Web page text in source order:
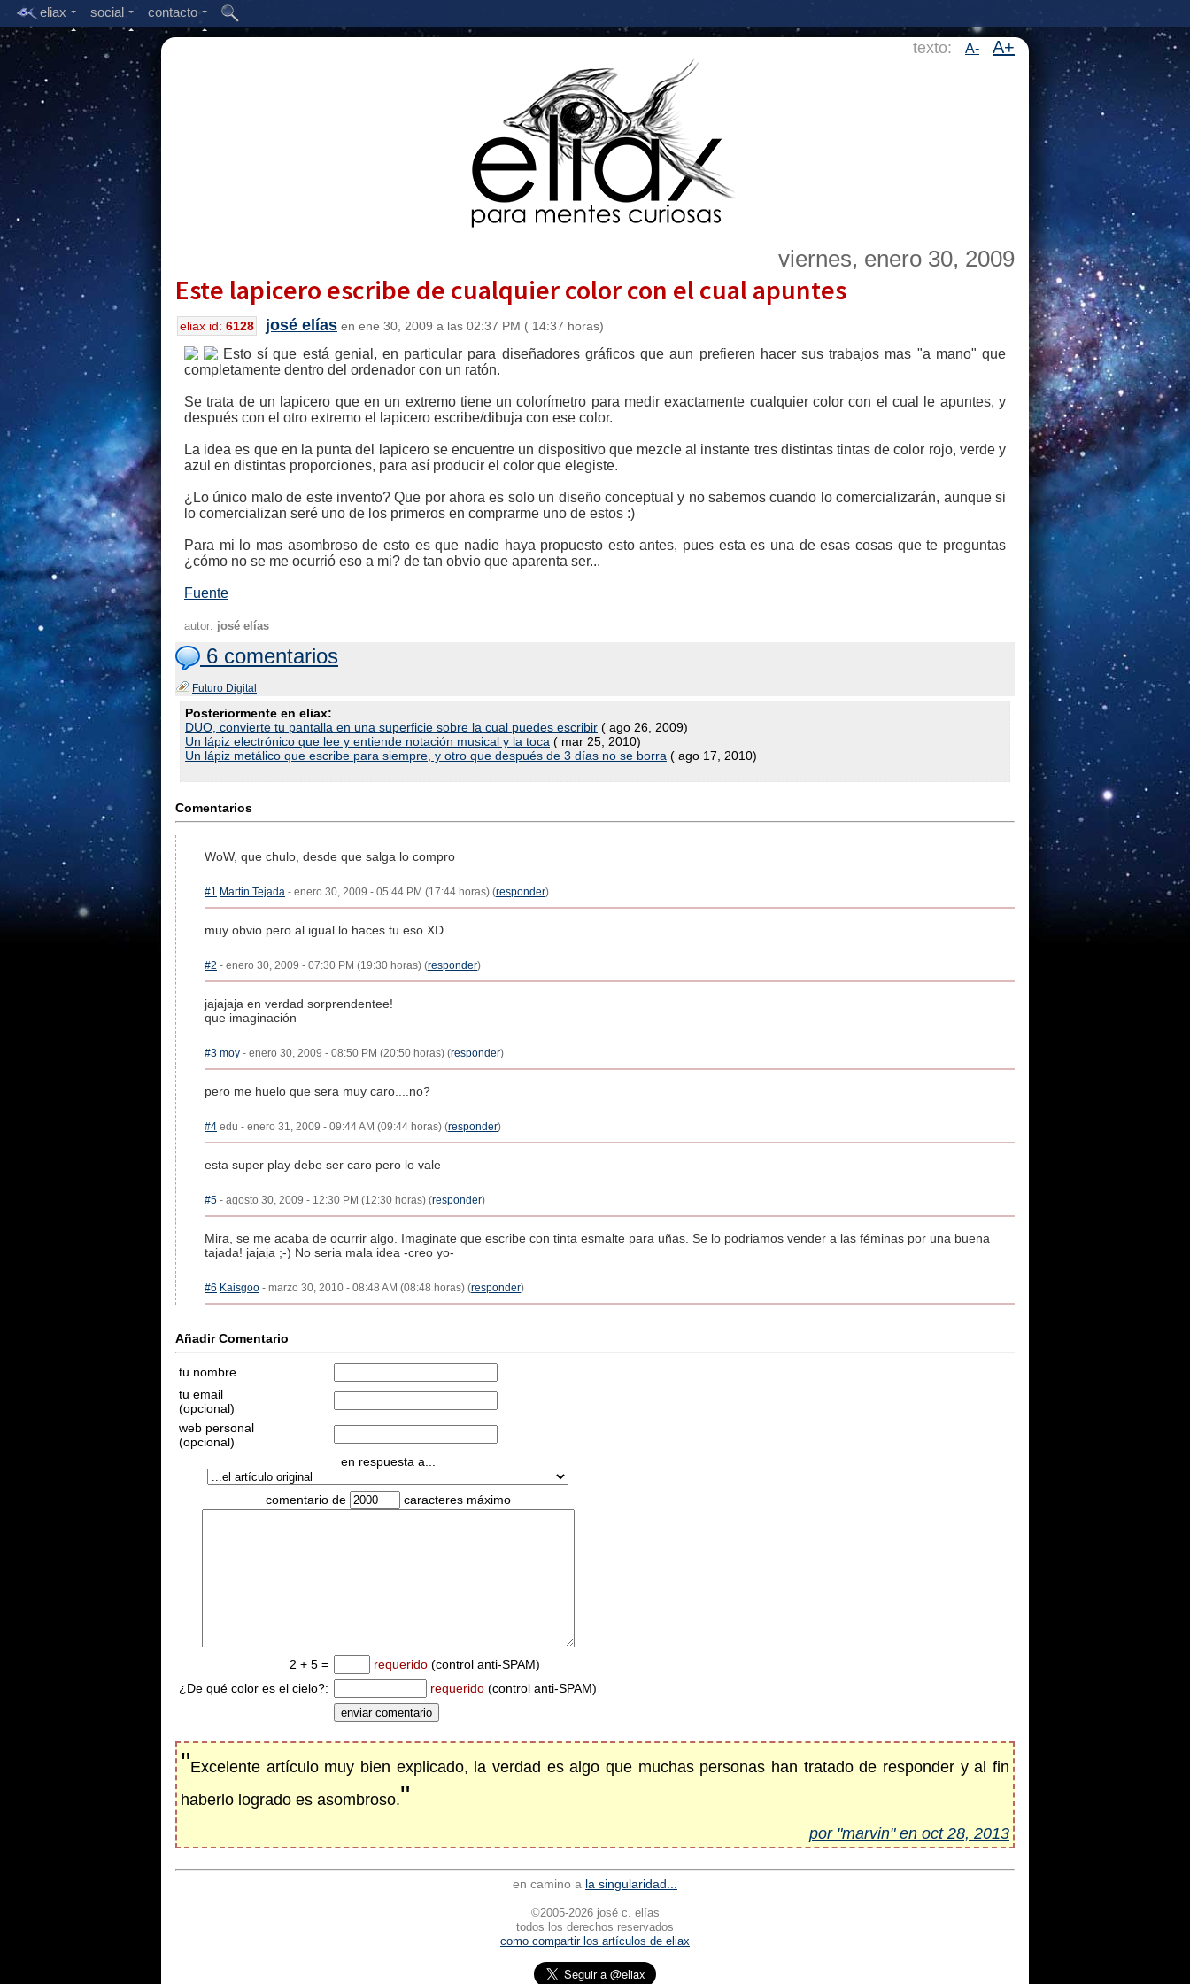
eliax social contacto
texto: A- A+
viernes, enero 30, 2009
Este lapicero escribe de cualquier color con el cual apuntes
eliax id: 6128 josé elías en ene 30, 2009 a las 02:37 PM ( 14:37 horas)
Esto sí que está genial, en particular para diseñadores gráficos que aun prefieren hacer sus trabajos mas "a mano" que
completamente dentro del ordenador con un ratón.
Se trata de un lapicero que en un extremo tiene un colorímetro para medir exactamente cualquier color con el cual le apuntes, y
después con el otro extremo el lapicero escribe/dibuja con ese color.
La idea es que en la punta del lapicero se encuentre un dispositivo que mezcle al instante tres distintas tintas de color rojo, verde y
azul en distintas proporciones, para así producir el color que elegiste.
¿Lo único malo de este invento? Que por ahora es solo un diseño conceptual y no sabemos cuando lo comercializarán, aunque si
lo comercializan seré uno de los primeros en comprarme uno de estos :)
Para mi lo mas asombroso de esto es que nadie haya propuesto esto antes, pues esta es una de esas cosas que te preguntas
¿cómo no se me ocurrió eso a mi? de tan obvio que aparenta ser...
Fuente
autor: josé elías
6 comentarios
Futuro Digital
Posteriormente en eliax:
DUO, convierte tu pantalla en una superficie sobre la cual puedes escribir ( ago 26, 2009)
Un lápiz electrónico que lee y entiende notación musical y la toca ( mar 25, 2010)
Un lápiz metálico que escribe para siempre, y otro que después de 3 días no se borra ( ago 17, 2010)
Comentarios
WoW, que chulo, desde que salga lo compro
#1 Martin Tejada - enero 30, 2009 - 05:44 PM (17:44 horas) (responder)
muy obvio pero al igual lo haces tu eso XD
#2 - enero 30, 2009 - 07:30 PM (19:30 horas) (responder)
jajajaja en verdad sorprendentee!
que imaginación
#3 moy - enero 30, 2009 - 08:50 PM (20:50 horas) (responder)
pero me huelo que sera muy caro....no?
#4 edu - enero 31, 2009 - 09:44 AM (09:44 horas) (responder)
esta super play debe ser caro pero lo vale
#5 - agosto 30, 2009 - 12:30 PM (12:30 horas) (responder)
Mira, se me acaba de ocurrir algo. Imaginate que escribe con tinta esmalte para uñas. Se lo podriamos vender a las féminas por una buena
tajada! jajaja ;-) No seria mala idea -creo yo-
#6 Kaisgoo - marzo 30, 2010 - 08:48 AM (08:48 horas) (responder)
Añadir Comentario
tu nombre
tu email
(opcional)
web personal
(opcional)
en respuesta a...
comentario de caracteres máximo
2 + 5 = requerido (control anti-SPAM)
¿De qué color es el cielo?:
requerido (control anti-SPAM)
"Excelente artículo muy bien explicado, la verdad es algo que muchas personas han tratado de responder y al fin
haberlo logrado es asombroso."
por "marvin" en oct 28, 2013
en camino a la singularidad...
©2005-2026 josé c. elías
todos los derechos reservados
como compartir los artículos de eliax